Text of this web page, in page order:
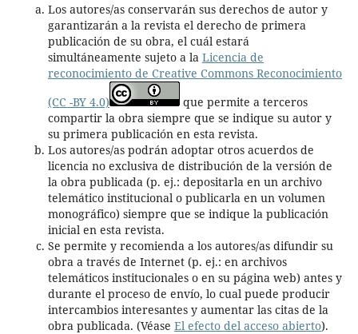
Los autores/as conservarán sus derechos de autor y
garantizarán a la revista el derecho de primera
publicación de su obra, el cuál estará
simultáneamente sujeto a la Licencia de
reconocimiento de Creative Commons Reconocimiento
(CC -BY 4.0)
que permite a terceros
compartir la obra siempre que se indique su autor y
su primera publicación en esta revista.
Los autores/as podrán adoptar otros acuerdos de
licencia no exclusiva de distribución de la versión de
la obra publicada (p. ej.: depositarla en un archivo
telemático institucional o publicarla en un volumen
monográfico) siempre que se indique la publicación
inicial en esta revista.
Se permite y recomienda a los autores/as difundir su
obra a través de Internet (p. ej.: en archivos
telemáticos institucionales o en su página web) antes y
durante el proceso de envío, lo cual puede producir
intercambios interesantes y aumentar las citas de la
obra publicada. (Véase El efecto del acceso abierto).